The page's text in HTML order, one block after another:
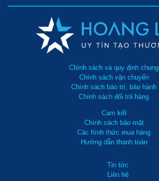
Chính sách và quy định chung
Chính sách vận chuyển
Chính sách bảo trì, bảo hành
Chính sách đổi trả hàng
Cam kết
Chính sách bảo mật
Các hình thức mua hàng
Hướng dẫn thanh toán
Tin tức
Liên hệ